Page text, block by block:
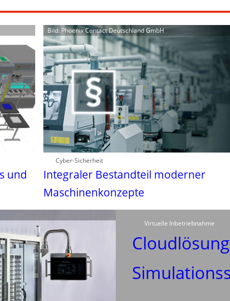
und
Bild: Phoenix Contact Deutschland GmbH
Cyber-Sicherheit
Integraler Bestandteil moderner
Maschinenkonzepte
Virtuelle Inbetriebnahme